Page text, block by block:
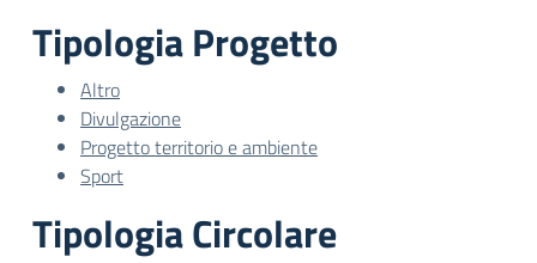
Tipologia Progetto
Altro
Divulgazione
Progetto territorio e ambiente
Sport
Tipologia Circolare